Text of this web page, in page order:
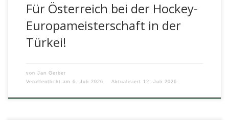
Für Österreich bei der Hockey-
Europameisterschaft in der
Türkei!
von Jan Gerber
Veröffentlicht am 6. Juli 2026 Aktualisiert 12. Juli 2026